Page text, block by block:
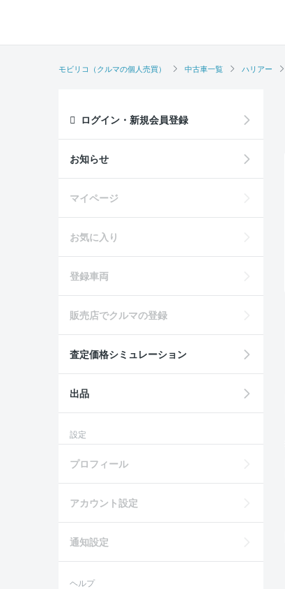
モビリコ（クルマの個人売買） 中古車一覧 ハリアー
ログイン・新規会員登録
お知らせ
マイページ
お気に入り
登録車両
販売店でクルマの登録
査定価格シミュレーション
出品
設定
プロフィール
アカウント設定
通知設定
ヘルプ